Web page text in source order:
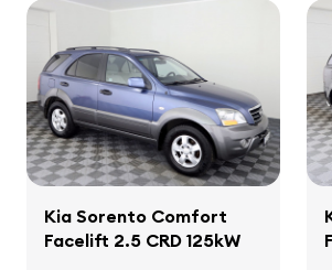
sistem de navigație
computer de bord
Interior
fâșii decorative în salon
Capacitatea de încărcare utilă
Distanța dintre axe
Kia Sorento Comfort
Facelift 2.5 CRD 125kW